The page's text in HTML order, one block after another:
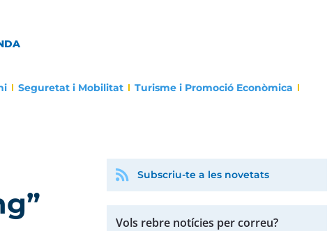
Seguretat i Mobilitat
Turisme i Promoció Econòmica
Subscriu-te a les novetats
Vols rebre notícies per correu?